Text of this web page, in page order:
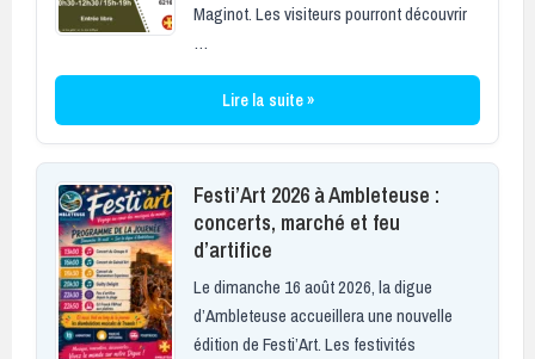
Maginot. Les visiteurs pourront découvrir
…
Lire la suite »
Festi’Art 2026 à Ambleteuse :
concerts, marché et feu
d’artifice
Le dimanche 16 août 2026, la digue
d’Ambleteuse accueillera une nouvelle
édition de Festi’Art. Les festivités